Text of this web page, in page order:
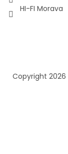
HI-FI Morava
Copyright 2026